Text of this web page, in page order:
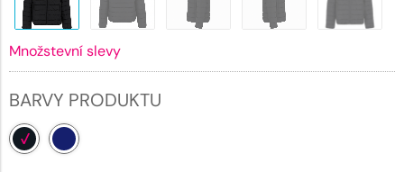
Množstevní slevy
BARVY PRODUKTU